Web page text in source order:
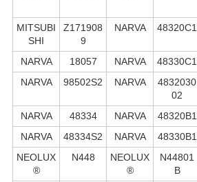
MITSUBI
SHI
Z171908
9
NARVA 48320C1
NARVA 18057 NARVA 48330C1
NARVA
98502S2 NARVA
4832030
02
NARVA 48334 NARVA 48320B1
NARVA
48334S2 NARVA 48330B1
NEOLUX
®
N448
NEOLUX
®
N44801
B